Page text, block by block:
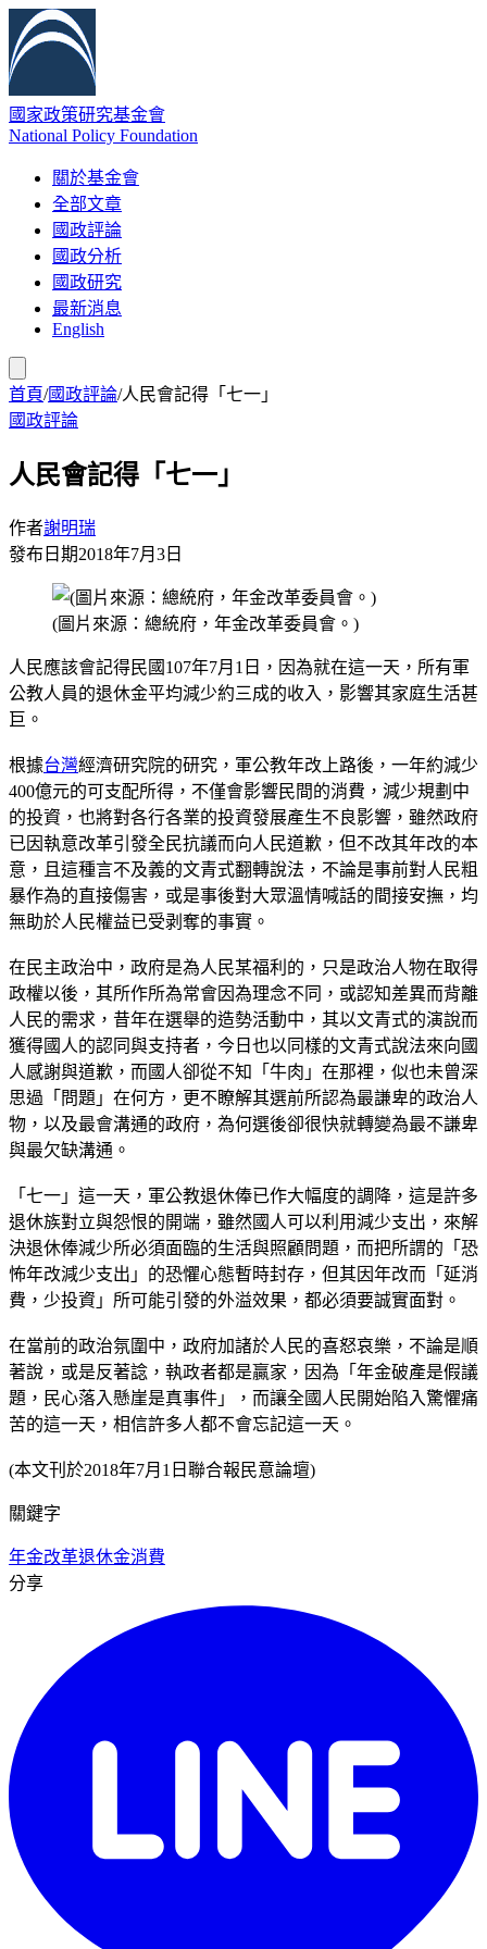
國家政策研究基金會
National Policy Foundation
關於基金會
全部文章
國政評論
國政分析
國政研究
最新消息
English
首頁/國政評論/人民會記得「七一」
國政評論
人民會記得「七一」
作者謝明瑞
發布日期2018年7月3日
(圖片來源：總統府，年金改革委員會。)
人民應該會記得民國107年7月1日，因為就在這一天，所有軍
公教人員的退休金平均減少約三成的收入，影響其家庭生活甚
巨。
根據台灣經濟研究院的研究，軍公教年改上路後，一年約減少
400億元的可支配所得，不僅會影響民間的消費，減少規劃中
的投資，也將對各行各業的投資發展產生不良影響，雖然政府
已因執意改革引發全民抗議而向人民道歉，但不改其年改的本
意，且這種言不及義的文青式翻轉說法，不論是事前對人民粗
暴作為的直接傷害，或是事後對大眾溫情喊話的間接安撫，均
無助於人民權益已受剥奪的事實。
在民主政治中，政府是為人民某福利的，只是政治人物在取得
政權以後，其所作所為常會因為理念不同，或認知差異而背離
人民的需求，昔年在選舉的造勢活動中，其以文青式的演說而
獲得國人的認同與支持者，今日也以同樣的文青式說法來向國
人感謝與道歉，而國人卻從不知「牛肉」在那裡，似也未曾深
思過「問題」在何方，更不瞭解其選前所認為最謙卑的政治人
物，以及最會溝通的政府，為何選後卻很快就轉變為最不謙卑
與最欠缺溝通。
「七一」這一天，軍公教退休俸已作大幅度的調降，這是許多
退休族對立與怨恨的開端，雖然國人可以利用減少支出，來解
決退休俸減少所必須面臨的生活與照顧問題，而把所謂的「恐
怖年改減少支出」的恐懼心態暫時封存，但其因年改而「延消
費，少投資」所可能引發的外溢效果，都必須要誠實面對。
在當前的政治氛圍中，政府加諸於人民的喜怒哀樂，不論是順
著說，或是反著諗，執政者都是贏家，因為「年金破產是假議
題，民心落入懸崖是真事件」，而讓全國人民開始陷入驚懼痛
苦的這一天，相信許多人都不會忘記這一天。
(本文刊於2018年7月1日聯合報民意論壇)
關鍵字
年金改革退休金消費
分享